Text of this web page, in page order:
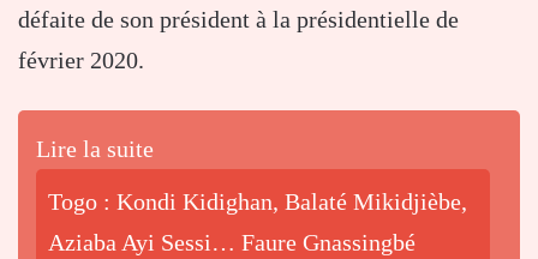
défaite de son président à la présidentielle de
février 2020.
Lire la suite
Togo : Kondi Kidighan, Balaté Mikidjièbe,
Aziaba Ayi Sessi… Faure Gnassingbé